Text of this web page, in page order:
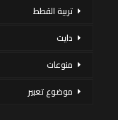
تربية القطط
دايت
منوعات
موضوع تعبير